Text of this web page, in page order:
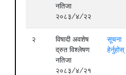
नतिजा
२०८३/४/२२
२
विषादी अवशेष
द्रुत विश्लेषण
नतिजा
२०८३/४/२१
सूचना
हेर्नुहोस्